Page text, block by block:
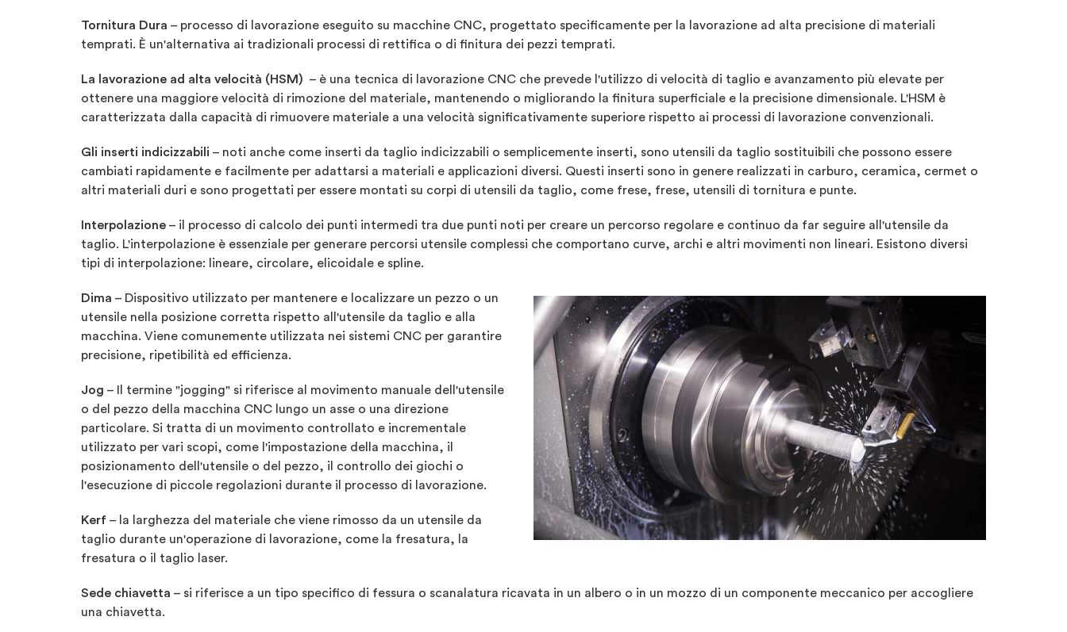
Tornitura Dura – processo di lavorazione eseguito su macchine CNC, progettato specificamente per la lavorazione ad alta precisione di materiali
temprati. È un'alternativa ai tradizionali processi di rettifica o di finitura dei pezzi temprati.
La lavorazione ad alta velocità (HSM) – è una tecnica di lavorazione CNC che prevede l'utilizzo di velocità di taglio e avanzamento più elevate per
ottenere una maggiore velocità di rimozione del materiale, mantenendo o migliorando la finitura superficiale e la precisione dimensionale. L'HSM è
caratterizzata dalla capacità di rimuovere materiale a una velocità significativamente superiore rispetto ai processi di lavorazione convenzionali.
Gli inserti indicizzabili – noti anche come inserti da taglio indicizzabili o semplicemente inserti, sono utensili da taglio sostituibili che possono essere
cambiati rapidamente e facilmente per adattarsi a materiali e applicazioni diversi. Questi inserti sono in genere realizzati in carburo, ceramica, cermet o
altri materiali duri e sono progettati per essere montati su corpi di utensili da taglio, come frese, frese, utensili di tornitura e punte.
Interpolazione – il processo di calcolo dei punti intermedi tra due punti noti per creare un percorso regolare e continuo da far seguire all'utensile da
taglio. L'interpolazione è essenziale per generare percorsi utensile complessi che comportano curve, archi e altri movimenti non lineari. Esistono diversi
tipi di interpolazione: lineare, circolare, elicoidale e spline.
Dima – Dispositivo utilizzato per mantenere e localizzare un pezzo o un
utensile nella posizione corretta rispetto all'utensile da taglio e alla
macchina. Viene comunemente utilizzata nei sistemi CNC per garantire
precisione, ripetibilità ed efficienza.
Jog – Il termine "jogging" si riferisce al movimento manuale dell'utensile
o del pezzo della macchina CNC lungo un asse o una direzione
particolare. Si tratta di un movimento controllato e incrementale
utilizzato per vari scopi, come l'impostazione della macchina, il
posizionamento dell'utensile o del pezzo, il controllo dei giochi o
l'esecuzione di piccole regolazioni durante il processo di lavorazione.
Kerf – la larghezza del materiale che viene rimosso da un utensile da
taglio durante un'operazione di lavorazione, come la fresatura, la
fresatura o il taglio laser.
Sede chiavetta – si riferisce a un tipo specifico di fessura o scanalatura ricavata in un albero o in un mozzo di un componente meccanico per accogliere
una chiavetta.